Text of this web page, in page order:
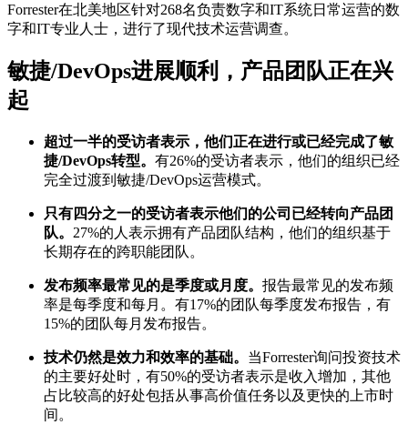
Forrester在北美地区针对268名负责数字和IT系统日常运营的数
字和IT专业人士，进行了现代技术运营调查。
敏捷/DevOps进展顺利，产品团队正在兴
起
超过一半的受访者表示，他们正在进行或已经完成了敏
捷/DevOps转型。 有26%的受访者表示，他们的组织已经
完全过渡到敏捷/DevOps运营模式。
只有四分之一的受访者表示他们的公司已经转向产品团
队。 27%的人表示拥有产品团队结构，他们的组织基于
长期存在的跨职能团队。
发布频率最常见的是季度或月度。 报告最常见的发布频
率是每季度和每月。有17%的团队每季度发布报告，有
15%的团队每月发布报告。
技术仍然是效力和效率的基础。 当Forrester询问投资技术
的主要好处时，有50%的受访者表示是收入增加，其他
占比较高的好处包括从事高价值任务以及更快的上市时
间。